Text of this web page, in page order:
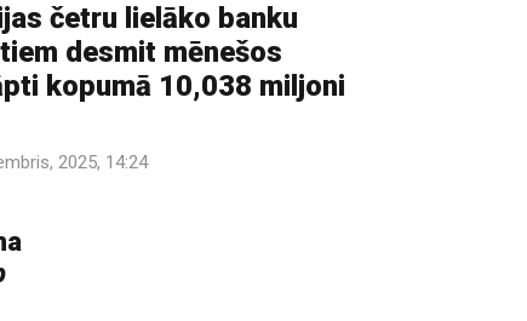
četru lielāko banku
desmit mēnešos
kopumā 10,038 miljoni
2025, 14:24